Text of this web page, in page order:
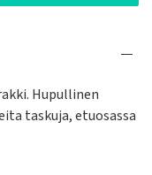
Hupullinen
taskuja, etuosassa